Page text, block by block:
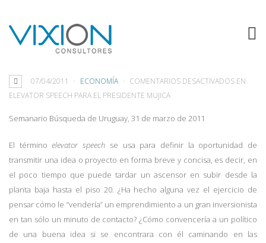
ELEVATOR SPEECH PARA EL PRESIDENTE
07/04/2011 ECONOMÍA COMENTARIOS DESACTIVADOS EN
ELEVATOR SPEECH PARA EL PRESIDENTE MUJICA
Semanario Búsqueda de Uruguay, 31 de marzo de 2011
El términoelevator speech se usa para definir la oportunidad de
transmitir una idea o proyecto en forma breve y concisa, es decir, en
el poco tiempo que puede tardar un ascensor en subir desde la
planta baja hasta el piso 20. ¿Ha hecho alguna vez el ejercicio de
pensar cómo le “vendería” un emprendimiento a un gran inversionista
en tan sólo un minuto de contacto? ¿Cómo convencería a un político
de una buena idea si se encontrara con él caminando en las